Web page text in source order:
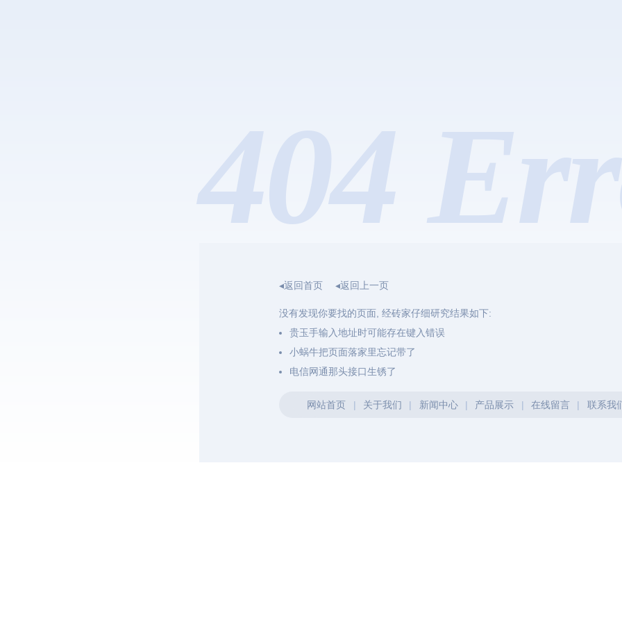
404
◂返回首页 ◂返回上一页
没有发现你要找的页面, 经砖家仔细研究结果如下:
贵玉手输入地址时可能存在键入错误
小蜗牛把页面落家里忘记带了
电信网通那头接口生锈了
网站首页 | 关于我们 | 新闻中心| 产品展示 | 在线留言| 联系我